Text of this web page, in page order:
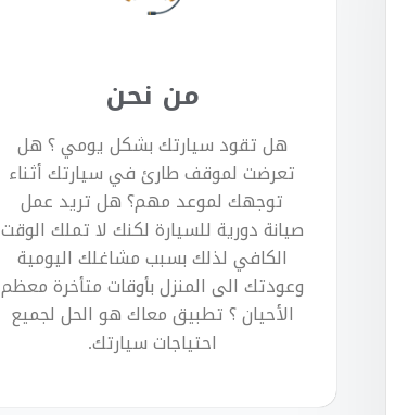
من نحن
هل تقود سيارتك بشكل يومي ؟ هل
تعرضت لموقف طارئ في سيارتك أثناء
توجهك لموعد مهم؟ هل تريد عمل
صيانة دورية للسيارة لكنك لا تملك الوقت
الكافي لذلك بسبب مشاغلك اليومية
وعودتك الى المنزل بأوقات متأخرة معظم
الأحيان ؟ تطبيق معاك هو الحل لجميع
احتياجات سيارتك.